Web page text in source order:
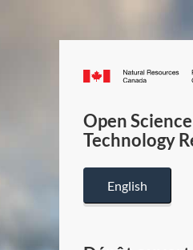
Open
Technology
English